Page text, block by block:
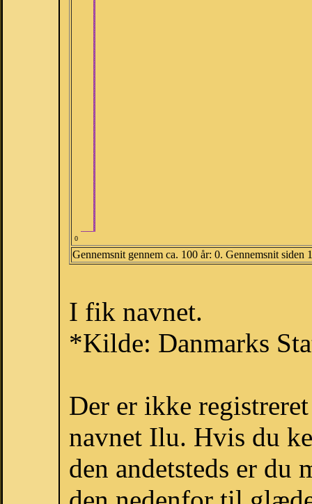
0
Gennemsnit gennem ca. 100 år: 0. Gennemsnit siden
I fik navnet.
*Kilde: Danmarks
Der er ikke
navnet Ilu. Hvis du
den andetsteds er